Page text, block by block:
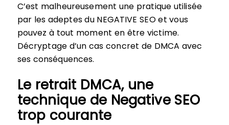
C’est malheureusement une pratique utilisée
par les adeptes du NEGATIVE SEO et vous
pouvez à tout moment en être victime.
Décryptage d’un cas concret de DMCA avec
ses conséquences.
Le retrait DMCA, une
technique de Negative SEO
trop courante